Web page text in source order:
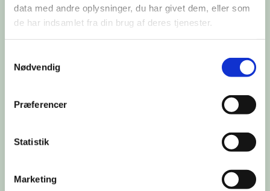
data med andre oplysninger, du har givet dem, eller som
de har indsamlet fra din brug af deres tjenester.
Nødvendig
Præferencer
Statistik
Marketing